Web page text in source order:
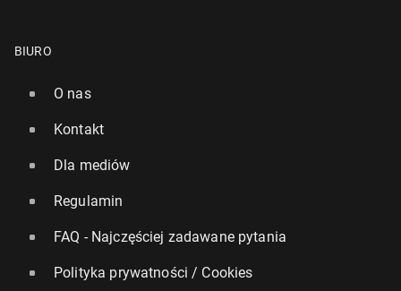
BIURO
O nas
Kontakt
Dla mediów
Regulamin
FAQ - Najczęściej zadawane pytania
Polityka prywatności / Cookies